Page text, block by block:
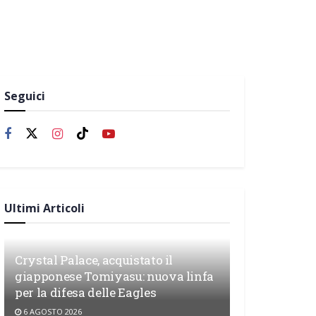
Seguici
Ultimi Articoli
Crystal Palace, acquistato il
giapponese Tomiyasu: nuova linfa
per la difesa delle Eagles
6 AGOSTO 2026